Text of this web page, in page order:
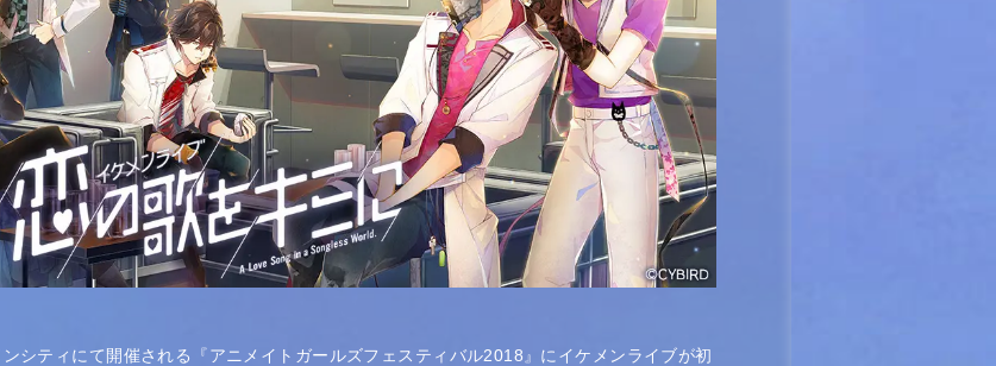
シティにて開催される『アニメイトガールズフェスティバル2018』にイケメンライブが初